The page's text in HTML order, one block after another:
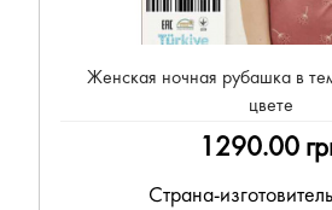
Женская ночная рубашка в
цвете
1290.00
Страна-